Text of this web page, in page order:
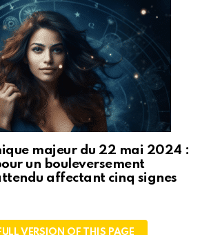
majeur du 22 mai 2024 :
un bouleversement
affectant cinq signes
VERSION OF THIS PAGE